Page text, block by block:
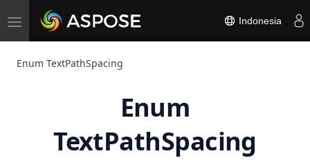
Toggle
navigation
Indonesia
Enum TextPathSpacing
Enum
TextPathSpacing